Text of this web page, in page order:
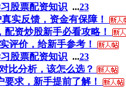
股票配资知识 ...23
实反馈，资金有保障！
资炒股新手必看攻略！
评价，给新手参考！
股票配资知识 ...23
比分析，该怎么选？
求，新手提前了解！